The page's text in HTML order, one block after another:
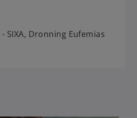
- SIXA, Dronning Eufemias